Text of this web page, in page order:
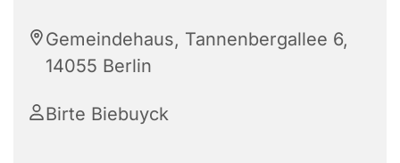
Gemeindehaus, Tannenbergallee 6,
14055 Berlin
Birte Biebuyck